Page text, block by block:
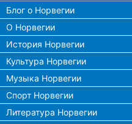
Блог о Норвегии
О Норвегии
История Норвегии
Культура Норвегии
Музыка Норвегии
Спорт Норвегии
Литература Норвегии